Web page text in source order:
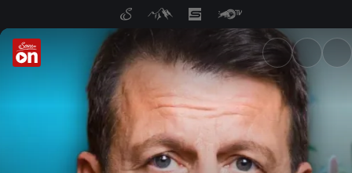
ServusTV On: Livestreams,